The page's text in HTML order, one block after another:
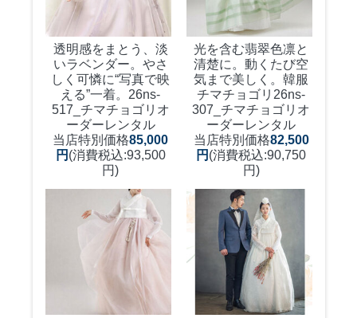
透明感をまとう、淡
いラベンダー。やさ
しく可憐に“写真で映
える”一着。26ns-
517_チマチョゴリオ
ーダーレンタル
当店特別価格85,000
円 (消費税込:93,500
円)
光を含む翡翠色凛と
清楚に。動くたび空
気まで美しく。韓服
チマチョゴリ26ns-
307_チマチョゴリオ
ーダーレンタル
当店特別価格82,500
円 (消費税込:90,750
円)